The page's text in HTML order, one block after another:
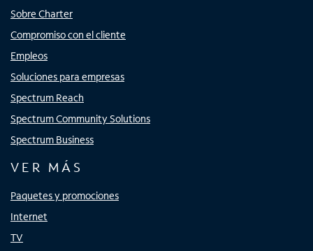
Sobre Charter
Compromiso con el cliente
Empleos
Soluciones para empresas
Spectrum Reach
Spectrum Community Solutions
Spectrum Business
VER MÁS
Paquetes y promociones
Internet
TV